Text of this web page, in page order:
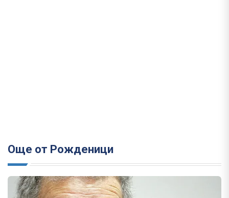
Още от Рожденици